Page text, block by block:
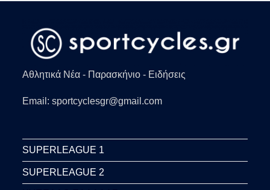
Αθλητικά Νέα - Παρασκήνιο - Ειδήσεις
Email: sportcyclesgr@gmail.com
SUPERLEAGUE 1
SUPERLEAGUE 2